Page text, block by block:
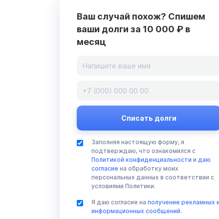
Ваш случай похож? Спишем
ваши долги за 10 000 ₽ в
месяц
Заполняя настоящую форму, я
подтверждаю, что ознакомился с
Политикой конфиденциальности и даю
согласие на обработку моих
персональных данных в соответствии с
условиями Политики.
Я даю согласие на получение рекламных
информационных сообщений.